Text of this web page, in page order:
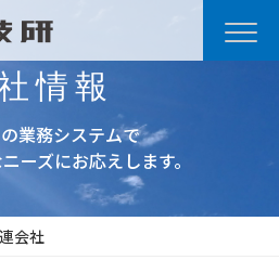
情報
業務システムで
ーズにお応えします。
会社